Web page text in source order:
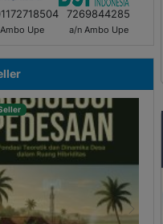
Upe
7269844285
a/n Ambo Upe
Best Seller
Next